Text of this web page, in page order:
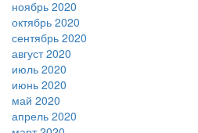
ноябрь 2020
октябрь 2020
сентябрь 2020
август 2020
июль 2020
июнь 2020
май 2020
апрель 2020